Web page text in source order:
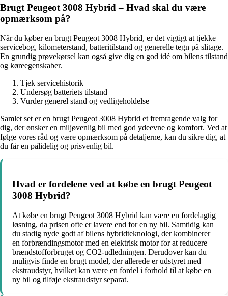
Brugt Peugeot 3008 Hybrid – Hvad skal du være
opmærksom på?
Når du køber en brugt Peugeot 3008 Hybrid, er det vigtigt at tjekke
servicebog, kilometerstand, batteritilstand og generelle tegn på slitage.
En grundig prøvekørsel kan også give dig en god idé om bilens tilstand
og køreegenskaber.
Tjek servicehistorik
Undersøg batteriets tilstand
Vurder generel stand og vedligeholdelse
Samlet set er en brugt Peugeot 3008 Hybrid et fremragende valg for
dig, der ønsker en miljøvenlig bil med god ydeevne og komfort. Ved at
følge vores råd og være opmærksom på detaljerne, kan du sikre dig, at
du får en pålidelig og prisvenlig bil.
Hvad er fordelene ved at købe en brugt Peugeot
3008 Hybrid?
At købe en brugt Peugeot 3008 Hybrid kan være en fordelagtig
løsning, da prisen ofte er lavere end for en ny bil. Samtidig kan
du stadig nyde godt af bilens hybridteknologi, der kombinerer
en forbrændingsmotor med en elektrisk motor for at reducere
brændstofforbruget og CO2-udledningen. Derudover kan du
muligvis finde en brugt model, der allerede er udstyret med
ekstraudstyr, hvilket kan være en fordel i forhold til at købe en
ny bil og tilføje ekstraudstyr separat.